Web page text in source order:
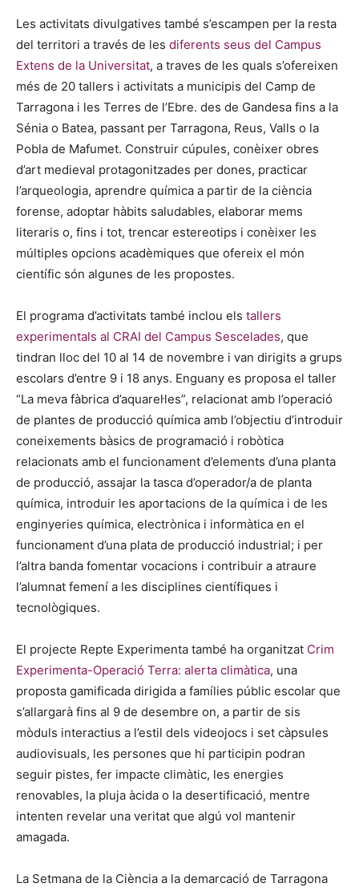
Les activitats divulgatives també s’escampen per la resta
del territori a través de les diferents seus del Campus
Extens de la Universitat, a traves de les quals s’ofereixen
més de 20 tallers i activitats a municipis del Camp de
Tarragona i les Terres de l’Ebre. des de Gandesa fins a la
Sénia o Batea, passant per Tarragona, Reus, Valls o la
Pobla de Mafumet. Construir cúpules, conèixer obres
d’art medieval protagonitzades per dones, practicar
l’arqueologia, aprendre química a partir de la ciència
forense, adoptar hàbits saludables, elaborar mems
literaris o, fins i tot, trencar estereotips i conèixer les
múltiples opcions acadèmiques que ofereix el món
científic són algunes de les propostes.
El programa d’activitats també inclou els tallers
experimentals al CRAI del Campus Sescelades, que
tindran lloc del 10 al 14 de novembre i van dirigits a grups
escolars d’entre 9 i 18 anys. Enguany es proposa el taller
“La meva fàbrica d’aquarel·les”, relacionat amb l’operació
de plantes de producció química amb l’objectiu d’introduir
coneixements bàsics de programació i robòtica
relacionats amb el funcionament d’elements d’una planta
de producció, assajar la tasca d’operador/a de planta
química, introduir les aportacions de la química i de les
enginyeries química, electrònica i informàtica en el
funcionament d’una plata de producció industrial; i per
l’altra banda fomentar vocacions i contribuir a atraure
l’alumnat femení a les disciplines científiques i
tecnològiques.
El projecte Repte Experimenta també ha organitzat Crim
Experimenta-Operació Terra: alerta climàtica, una
proposta gamificada dirigida a famílies públic escolar que
s’allargarà fins al 9 de desembre on, a partir de sis
mòduls interactius a l’estil dels videojocs i set càpsules
audiovisuals, les persones que hi participin podran
seguir pistes, fer impacte climàtic, les energies
renovables, la pluja àcida o la desertificació, mentre
intenten revelar una veritat que algú vol mantenir
amagada.
La Setmana de la Ciència a la demarcació de Tarragona